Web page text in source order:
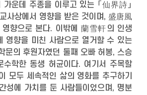
운데 주종을 이루고 있는 「仙界詩」
사상에서 영향을 받은 것이며, 盛唐風
향으로 본다. 이밖에 蘭雪軒의 인생
영향을 미친 사람으로 열거할 수 있는
문의 후원자였던 둘째 오빠 허봉, 스승
수학한 동생 허균이다. 여기서 주목할
모두 세속적인 삶의 영화를 추구하기
성에 가치를 둔 사람들이었으며, 명분